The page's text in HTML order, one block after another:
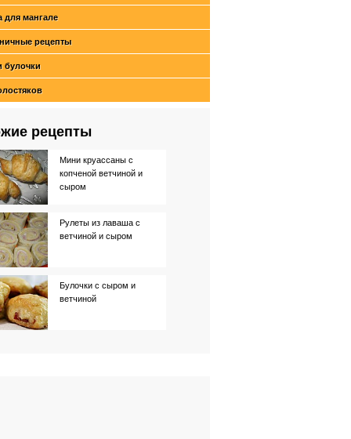
для мангале
рецепты
булочки
рецепты
Мини круассаны с
копченой ветчиной и
сыром
Рулеты из лаваша с
ветчиной и сыром
Булочки с сыром и
ветчиной